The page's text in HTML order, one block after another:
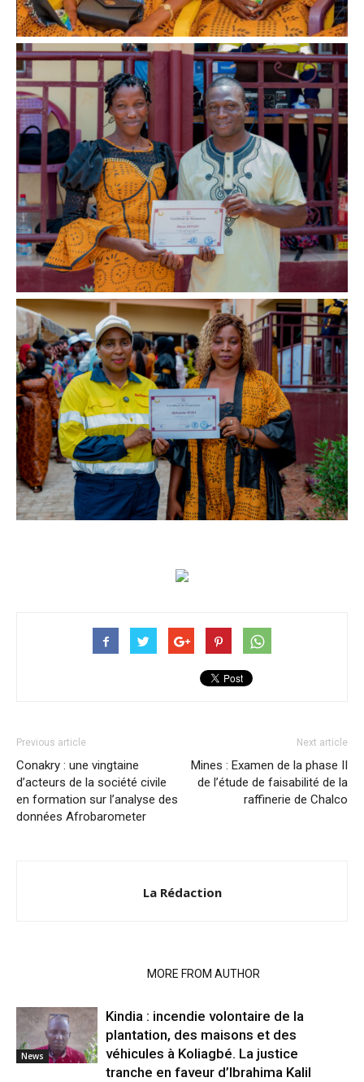
Previous article
Conakry : une vingtaine
d’acteurs de la société civile
en formation sur l’analyse des
données Afrobarometer
Next article
Mines : Examen de la phase II
de l’étude de faisabilité de la
raffinerie de Chalco
La Rédaction
MORE FROM AUTHOR
News
Kindia : incendie volontaire de la
plantation, des maisons et des
véhicules à Koliagbé. La justice
tranche en faveur d’Ibrahima Kalil